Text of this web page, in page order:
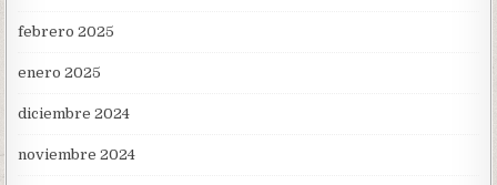
febrero 2025
enero 2025
diciembre 2024
noviembre 2024